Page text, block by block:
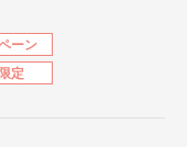
ーン
定